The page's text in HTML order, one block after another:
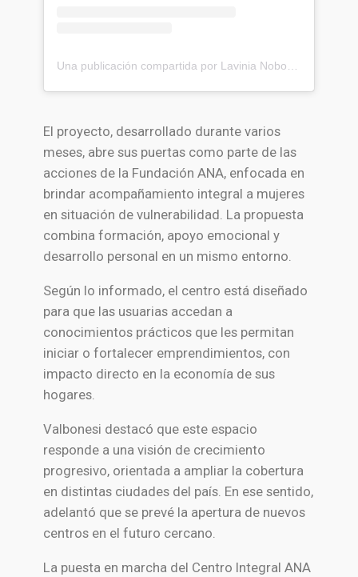
El proyecto, desarrollado durante varios
meses, abre sus puertas como parte de las
acciones de la Fundación ANA, enfocada en
brindar acompañamiento integral a mujeres
en situación de vulnerabilidad. La propuesta
combina formación, apoyo emocional y
desarrollo personal en un mismo entorno.
Según lo informado, el centro está diseñado
para que las usuarias accedan a
conocimientos prácticos que les permitan
iniciar o fortalecer emprendimientos, con
impacto directo en la economía de sus
hogares.
Valbonesi destacó que este espacio
responde a una visión de crecimiento
progresivo, orientada a ampliar la cobertura
en distintas ciudades del país. En ese sentido,
adelantó que se prevé la apertura de nuevos
centros en el futuro cercano.
La puesta en marcha del Centro Integral ANA